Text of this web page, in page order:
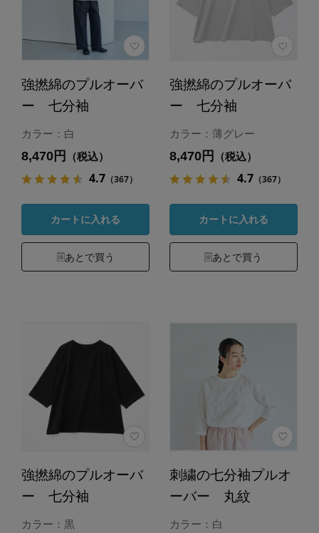
強撚綿のプルオーバ
ー 七分袖
カラー：白
8,470円 （税込）
4.7（367）
カートに入れる
あとで買う
強撚綿のプルオーバ
ー 七分袖
カラー：薄グレー
8,470円 （税込）
4.7（367）
カートに入れる
あとで買う
強撚綿のプルオーバ
ー 七分袖
カラー：黒
刺繍の七分袖プルオ
ーバー 丸紋
カラー：白